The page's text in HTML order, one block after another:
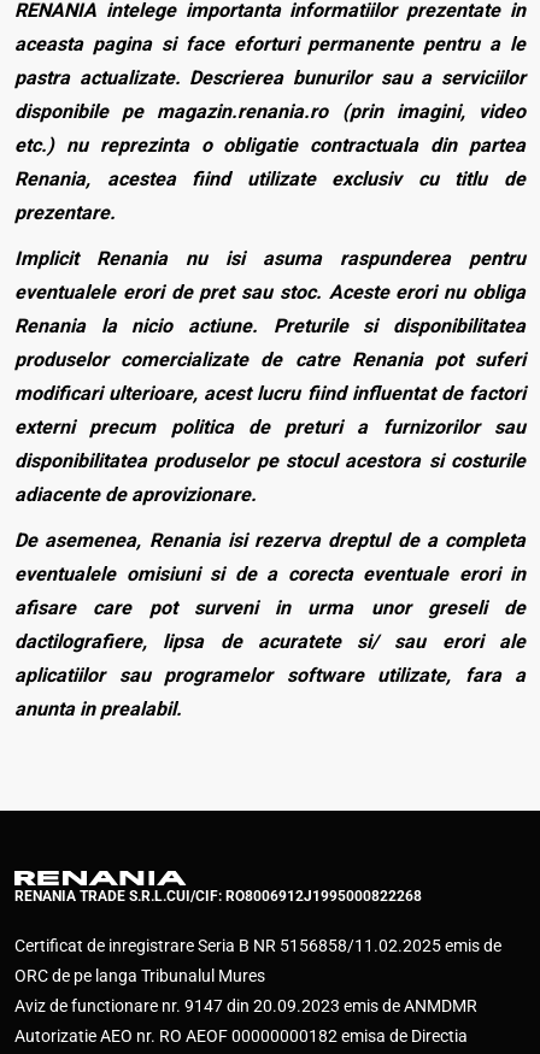
RENANIA intelege importanta informatiilor prezentate in
aceasta pagina si face eforturi permanente pentru a le
pastra actualizate. Descrierea bunurilor sau a serviciilor
disponibile pe magazin.renania.ro (prin imagini, video
etc.) nu reprezinta o obligatie contractuala din partea
Renania, acestea fiind utilizate exclusiv cu titlu de
prezentare.
Implicit Renania nu isi asuma raspunderea pentru
eventualele erori de pret sau stoc. Aceste erori nu obliga
Renania la nicio actiune. Preturile si disponibilitatea
produselor comercializate de catre Renania pot suferi
modificari ulterioare, acest lucru fiind influentat de factori
externi precum politica de preturi a furnizorilor sau
disponibilitatea produselor pe stocul acestora si costurile
adiacente de aprovizionare.
De asemenea, Renania isi rezerva dreptul de a completa
eventualele omisiuni si de a corecta eventuale erori in
afisare care pot surveni in urma unor greseli de
dactilografiere, lipsa de acuratete si/ sau erori ale
aplicatiilor sau programelor software utilizate, fara a
anunta in prealabil.
RENANIA TRADE S.R.L.CUI/CIF: RO8006912J1995000822268
Certificat de inregistrare Seria B NR 5156858/11.02.2025 emis de
ORC de pe langa Tribunalul Mures
Aviz de functionare nr. 9147 din 20.09.2023 emis de ANMDMR
Autorizatie AEO nr. RO AEOF 00000000182 emisa de Directia